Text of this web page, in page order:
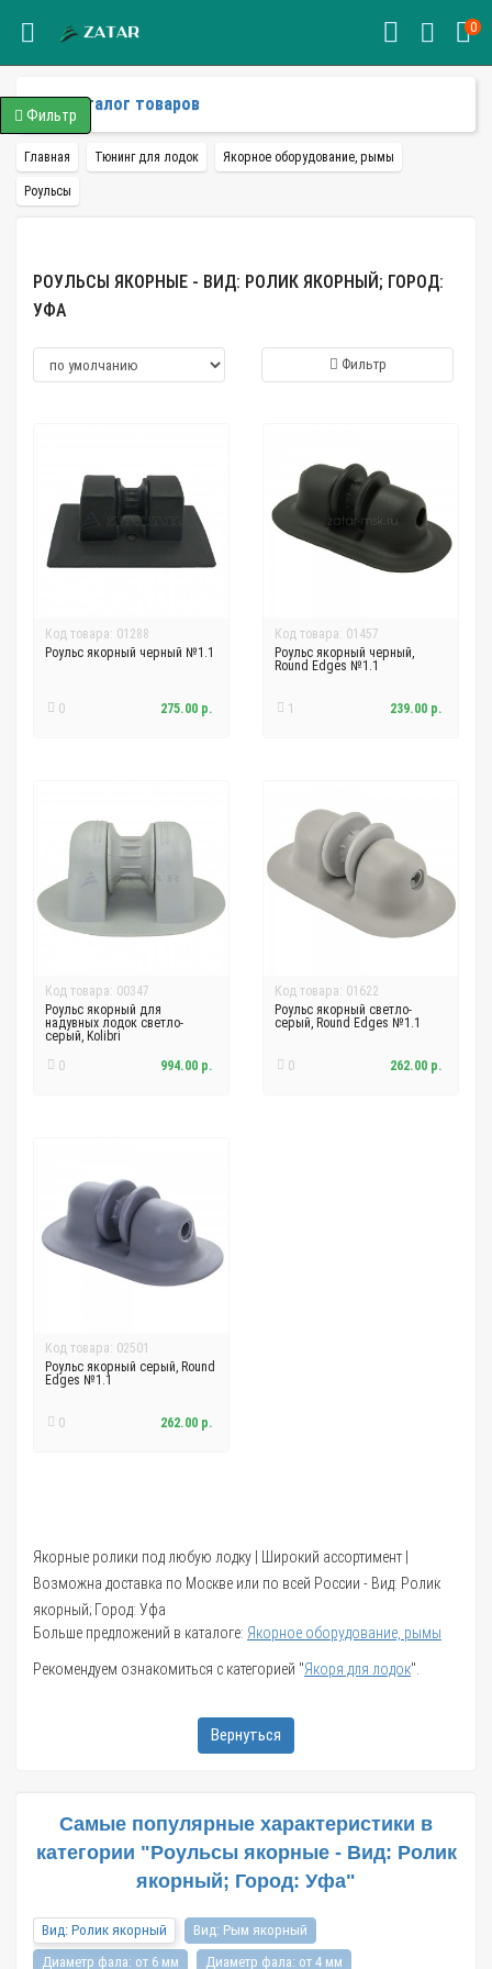
0
Каталог товаров
Главная Тюнинг для лодок Якорное оборудование, рымы
Роульсы
РОУЛЬСЫ ЯКОРНЫЕ - ВИД: РОЛИК ЯКОРНЫЙ; ГОРОД:
УФА
Фильтр
Код товара: 01288
Роульс якорный черный №1.1
0 275.00 р.
Код товара: 01457
Роульс якорный черный,
Round Edges №1.1
1 239.00 р.
Код товара: 00347
Роульс якорный для
надувных лодок светло-
серый, Kolibri
0
994.00 р.
Код товара: 01622
Роульс якорный светло-
серый, Round Edges №1.1
0 262.00 р.
Код товара: 02501
Роульс якорный серый, Round
Edges №1.1
0 262.00 р.
Якорные ролики под любую лодку | Широкий ассортимент |
Возможна доставка по Москве или по всей России - Вид: Ролик
якорный; Город: Уфа
Больше предложений в каталоге: Якорное оборудование, рымы
Рекомендуем ознакомиться с категорией "Якоря для лодок".
Вернуться
Самые популярные характеристики в
категории "Роульсы якорные - Вид: Ролик
якорный; Город: Уфа"
Вид: Ролик якорный
Вид: Рым якорный
Диаметр фала: от 6 мм
Диаметр фала: от 4 мм
Фильтр